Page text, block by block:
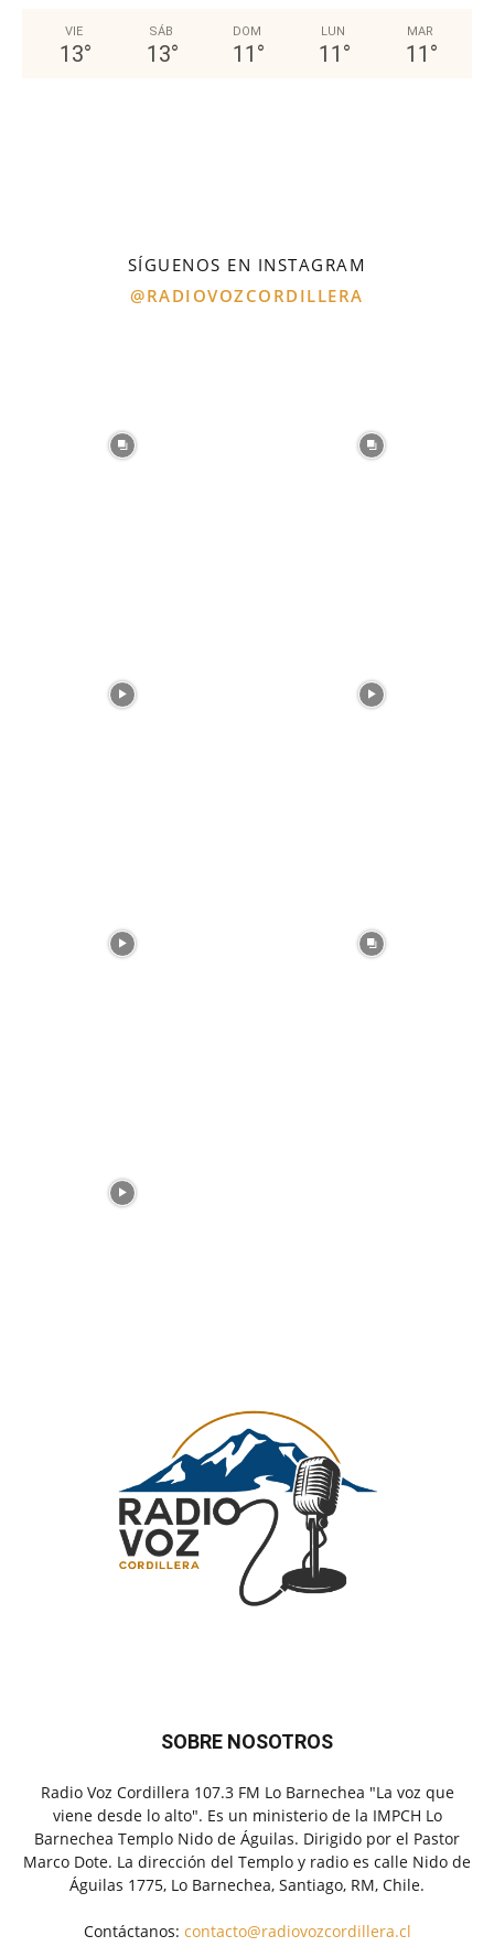
VIE
13°
SÁB
13°
DOM
11 °
LUN
11 °
MAR
11 °
SÍGUENOS EN INSTAGRAM
@RADIOVOZCORDILLERA
SOBRE NOSOTROS
Radio Voz Cordillera 107.3 FM Lo Barnechea "La voz que
viene desde lo alto". Es un ministerio de la IMPCH Lo
Barnechea Templo Nido de Águilas. Dirigido por el Pastor
Marco Dote. La dirección del Templo y radio es calle Nido de
Águilas 1775, Lo Barnechea, Santiago, RM, Chile.
Contáctanos: contacto@radiovozcordillera.cl